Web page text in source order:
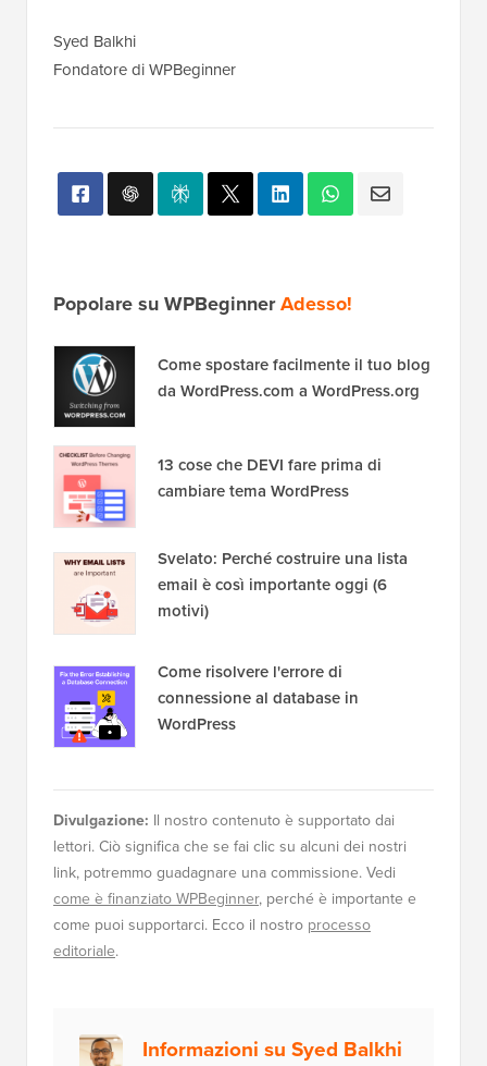
Syed Balkhi
Fondatore di WPBeginner
Popolare su WPBeginnerAdesso!
Come spostare facilmente il tuo blog
da WordPress.com a WordPress.org
13 cose che DEVI fare prima di
cambiare tema WordPress
Svelato: Perché costruire una lista
email è così importante oggi (6
motivi)
Come risolvere l'errore di
connessione al database in
WordPress
Divulgazione: Il nostro contenuto è supportato dai
lettori. Ciò significa che se fai clic su alcuni dei nostri
link, potremmo guadagnare una commissione. Vedi
come è finanziato WPBeginner, perché è importante e
come puoi supportarci. Ecco il nostro processo
editoriale.
Informazioni su Syed Balkhi